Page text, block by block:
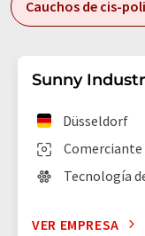
Cauchos de cis-
Sunny
Comerciante
Düsseldorf
Tecnología
VER EMPRESA